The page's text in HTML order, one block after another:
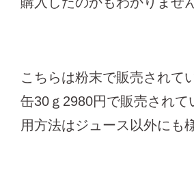
こちらは粉末で販売されて
缶30ｇ2980円で販売されて
用方法はジュース以外にも